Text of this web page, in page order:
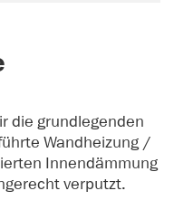
die grundlegenden
Wandheizung /
Innendämmung
verputzt.